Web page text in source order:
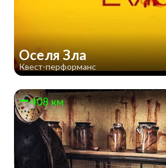
Оселя Зла
Квест-перформанс
408 км